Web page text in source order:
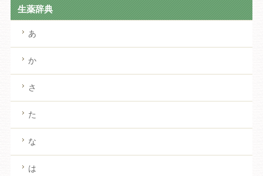
生薬辞典
あ
か
さ
た
な
は